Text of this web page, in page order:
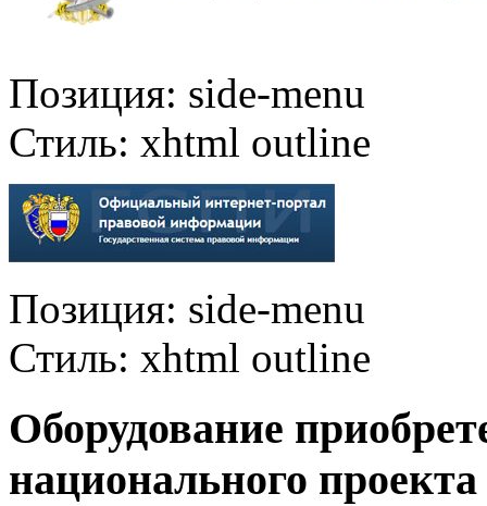
Позиция: side-menu
Стиль: xhtml outline
Позиция: side-menu
Стиль: xhtml outline
Оборудование
национального